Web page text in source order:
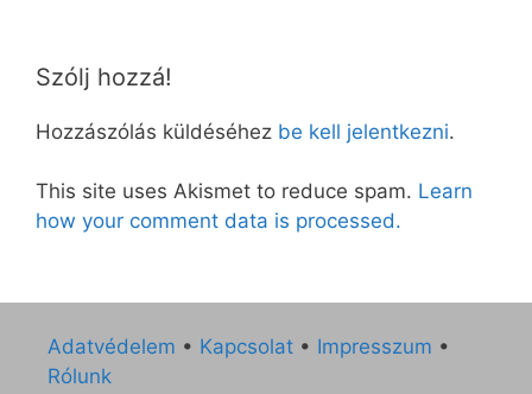
Szólj hozzá!
Hozzászólás küldéséhez be kell jelentkezni.
This site uses Akismet to reduce spam. Learn
how your comment data is processed.
Adatvédelem • Kapcsolat • Impresszum •
Rólunk